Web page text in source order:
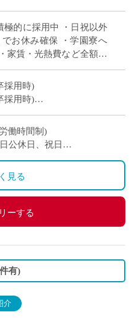
極的に採用中 ・日祝以外
お休み確保 ・学園寮へ
家賃・光熱費など全額学
ックアップ ・ […]
採用時)
採用時)
円)
は上限27,000円)
当が条件に応じて支給あり
保険など
働時間制)
公休日、祝日
見る
ーする
有)
介